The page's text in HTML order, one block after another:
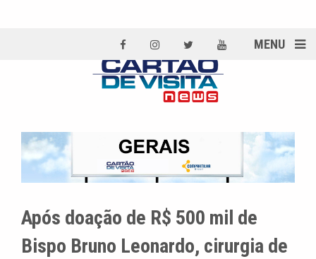
MENU
Após doação de R$ 500 mil de
Bispo Bruno Leonardo, cirurgia de